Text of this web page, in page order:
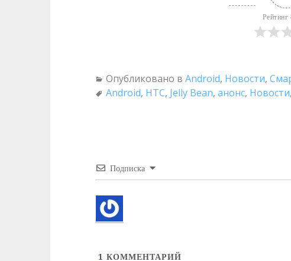
Рейтинг
Опубликовано в Android, Новости,
Android, HTC, Jelly Bean, анонс, Новости,
Подписка
1 КОММЕНТАРИЙ